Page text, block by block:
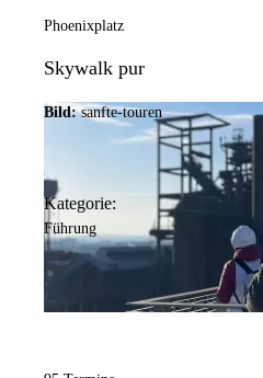
Phoenixplatz
Skywalk pur
Bild: sanfte-touren
Kategorie:
Führung